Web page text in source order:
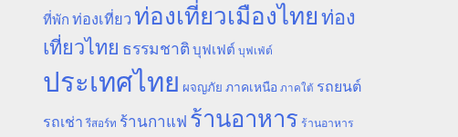
ที่พัก ท่องเที่ยวท่องเที่ยวเมืองไทยท่อง
เที่ยวไทย ธรรมชาติ บุฟเฟต์ บุฟเฟ่ต์
ประเทศไทย ผจญภัย ภาคเหนือ ภาคใต้ รถยนต์
รถเช่า รีสอร์ท ร้านกาแฟ ร้านอาหาร ร้านอาหาร